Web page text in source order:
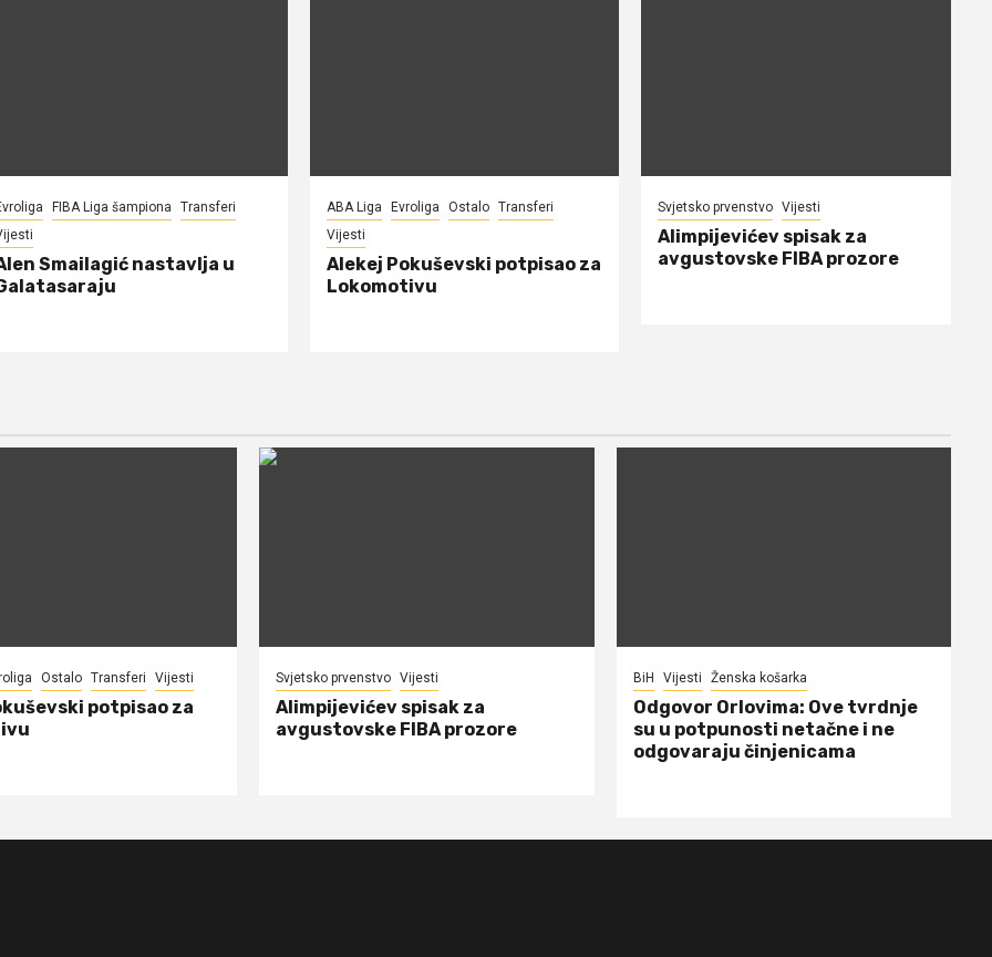
FIBA Liga šampiona
Transferi
Smailagić nastavlja u
ABA Liga Evroliga Ostalo Transferi
Vijesti
Alekej Pokuševski potpisao za
Lokomotivu
Svjetsko prvenstvo Vijesti
Alimpijevićev spisak za
avgustovske FIBA prozore
Ostalo Transferi Vijesti
potpisao za
Svjetsko prvenstvo Vijesti
Alimpijevićev spisak za
avgustovske FIBA prozore
BiH Vijesti Ženska košarka
Odgovor Orlovima: ​Ove tvrdnje
su u potpunosti netačne i ne
odgovaraju činjenicama